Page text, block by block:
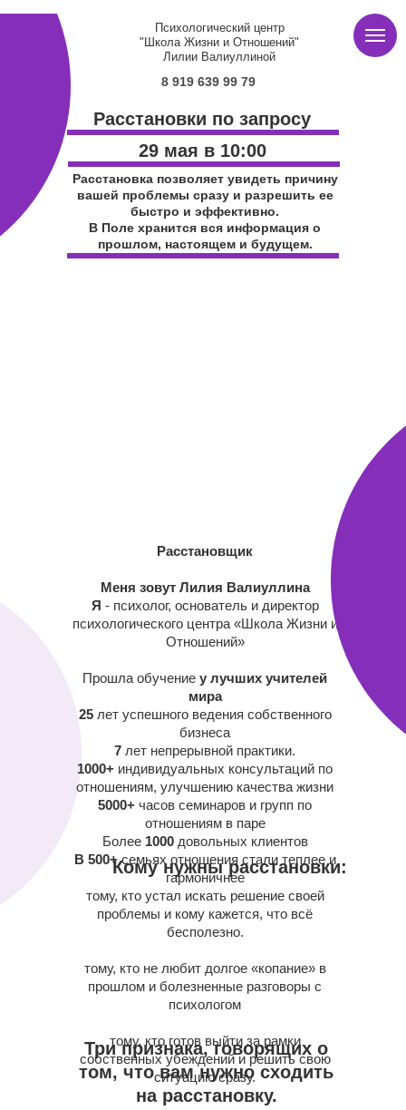
Расстановки по запросу
Психологический центр
"Школа Жизни и Отношений"
Лилии Валиуллиной
8 919 639 99 79
Расстановка позволяет увидеть причину
вашей проблемы сразу и разрешить ее
быстро и эффективно.
В Поле хранится вся информация о
прошлом, настоящем и будущем.
Расстановщик
Меня зовут Лилия Валиуллина
Я - психолог, основатель и директор
психологического центра «Школа Жизни и
Отношений»
Прошла обучение у лучших учителей
мира
25лет успешного ведения собственного
бизнеса
7 лет непрерывной практики.
1000+ индивидуальных консультаций по
отношениям, улучшению качества жизни
5000+ часов семинаров и групп по
отношениям в паре
Более 1000 довольных клиентов
В 500+семьях отношения стали теплее и
гармоничнее
Три признака, говорящих о
том, что вам нужно сходить
на расстановку.
тому, кто устал искать решение своей
проблемы и кому кажется, что всё
бесполезно.
тому, кто не любит долгое «копание» в
прошлом и болезненные разговоры с
психологом
тому, кто готов выйти за рамки
собственных убеждений и решить свою
ситуацию сразу.
Кому нужны расстановки:
29 мая в 10:00